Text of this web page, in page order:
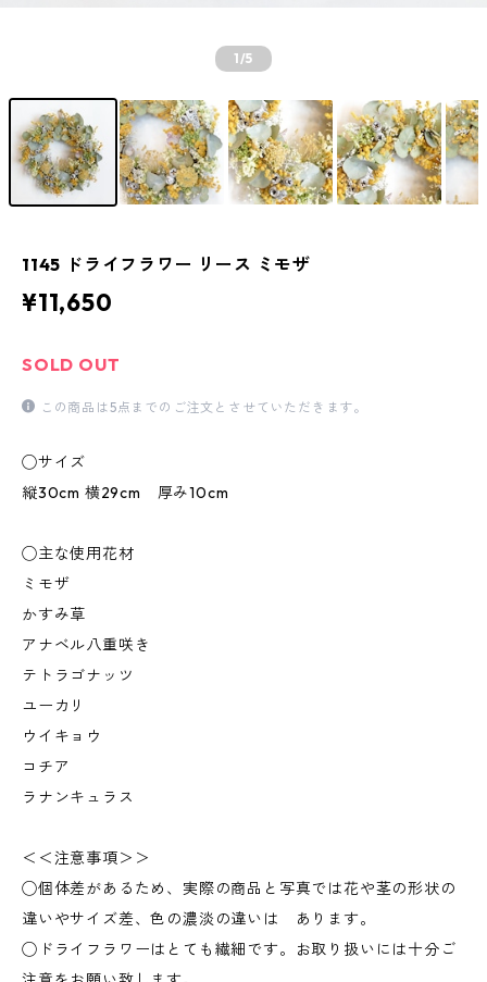
1/5
1145 ドライフラワー リース ミモザ
¥11,650
SOLD OUT
この商品は5点までのご注文とさせていただきます。
◯サイズ
縦30cm 横29cm 厚み10cm
◯主な使用花材
ミモザ
かすみ草
アナベル八重咲き
テトラゴナッツ
ユーカリ
ウイキョウ
コチア
ラナンキュラス
＜＜注意事項＞＞
◯個体差があるため、実際の商品と写真では花や茎の形状の
違いやサイズ差、色の濃淡の違いは あります。
◯ドライフラワーはとても繊細です。お取り扱いには十分ご